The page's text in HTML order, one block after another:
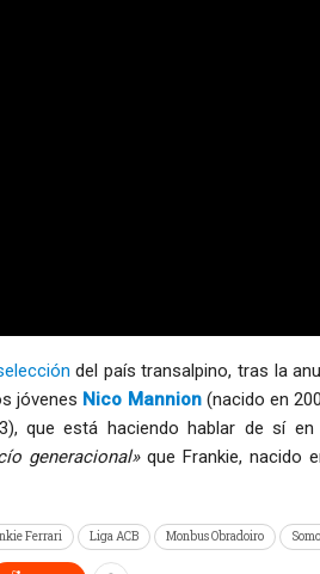
del país transalpino, tras la
jóvenes Nico Mannion(nacido en
que está haciendo hablar de sí
generacional»que Frankie, nacido
Ferrari Liga ACB Monbus Obradoiro